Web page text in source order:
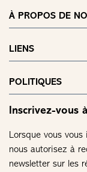
À PROPOS DE
LIENS
POLITIQUES
Inscrivez-vous
Lorsque vous
nous autorisez à
newsletter sur les